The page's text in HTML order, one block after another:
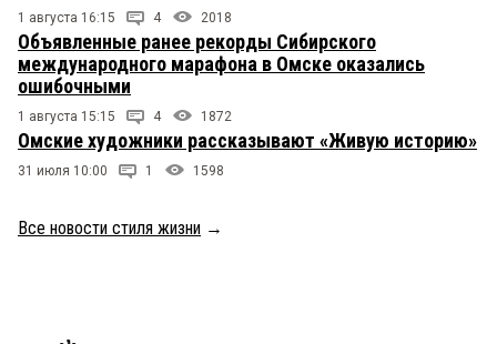
1 августа 16:15 4 2018
Объявленные ранее рекорды Сибирского
международного марафона в Омске оказались
ошибочными
1 августа 15:15 4 1872
Омские художники рассказывают «Живую историю»
31 июля 10:00 1 1598
Все новости стиля жизни →